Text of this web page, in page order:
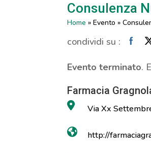
Consulenza
Home » Evento »
condividi su :
Evento terminato.
Farmacia
Via Xx
http://